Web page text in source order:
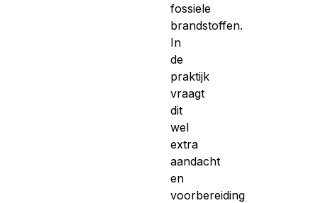
fossiele
brandstoffen.
In
de
praktijk
vraagt
dit
wel
extra
aandacht
en
voorbereiding